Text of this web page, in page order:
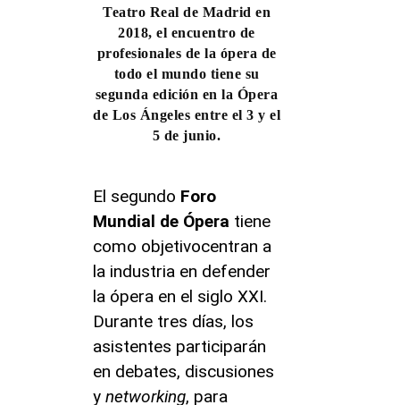
Teatro Real de Madrid en
2018, el encuentro de
profesionales de la ópera de
todo el mundo tiene su
segunda edición en la Ópera
de Los Ángeles entre el 3 y el
5 de junio.
El segundo Foro
Mundial de Ópera tiene
como objetivocentran a
la industria en defender
la ópera en el siglo XXI.
Durante tres días, los
asistentes participarán
en debates, discusiones
y networking, para